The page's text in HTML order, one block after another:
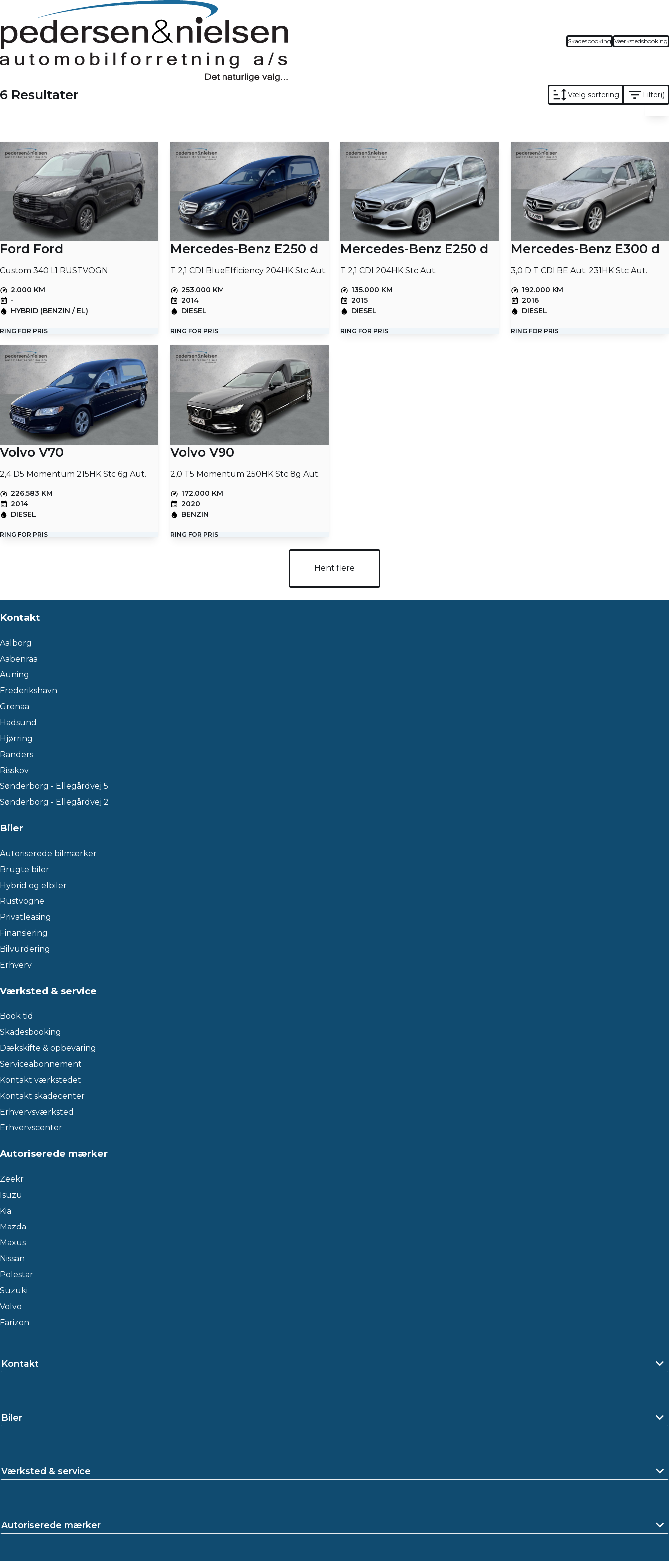
Skadesbooking Værkstedsbooking
6 Resultater Vælg sortering Filter
Ford Ford
Custom 340 L1 RUSTVOGN
2.000 KM
-
HYBRID (BENZIN / EL)
RING FOR PRIS
Mercedes-Benz E250 d
T 2,1 CDI BlueEfficiency 204HK Stc Aut.
253.000 KM
2014
DIESEL
RING FOR PRIS
Mercedes-Benz E250 d
T 2,1 CDI 204HK Stc Aut.
135.000 KM
2015
DIESEL
RING FOR PRIS
Mercedes-Benz E300 d
3,0 D T CDI BE Aut. 231HK Stc Aut.
192.000 KM
2016
DIESEL
RING FOR PRIS
Volvo V70
2,4 D5 Momentum 215HK Stc 6g Aut.
226.583 KM
2014
DIESEL
RING FOR PRIS
Volvo V90
2,0 T5 Momentum 250HK Stc 8g Aut.
172.000 KM
2020
BENZIN
RING FOR PRIS
Hent flere
Kontakt
Aalborg
Aabenraa
Auning
Frederikshavn
Grenaa
Hadsund
Hjørring
Randers
Risskov
Sønderborg - Ellegårdvej 5
Sønderborg - Ellegårdvej 2
Biler
Autoriserede bilmærker
Brugte biler
Hybrid og elbiler
Rustvogne
Privatleasing
Finansiering
Bilvurdering
Erhverv
Værksted & service
Book tid
Skadesbooking
Dækskifte & opbevaring
Serviceabonnement
Kontakt værkstedet
Kontakt skadecenter
Erhvervsværksted
Erhvervscenter
Autoriserede mærker
Zeekr
Isuzu
Kia
Mazda
Maxus
Nissan
Polestar
Suzuki
Volvo
Farizon
Kontakt
Biler
Værksted & service
Autoriserede mærker